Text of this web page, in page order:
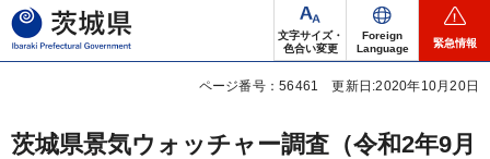
茨城県
文字サイズ・
色合い変更
Foreign
Language
緊急情報
ページ番号：56461 更新日:2020年10月20日
茨城県景気ウォッチャー調査（令和2年9月